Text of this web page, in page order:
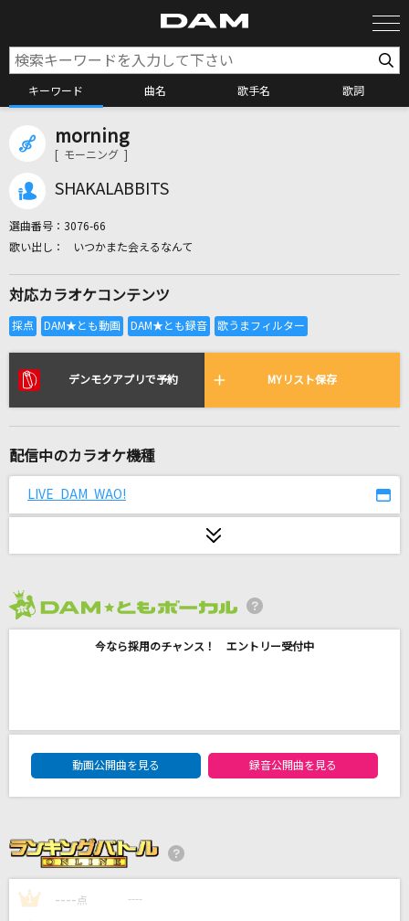
キーワード 曲名 歌手名 歌詞
全国りれき
リアルタイムで歌われている曲の一覧
TOXIC BOY
[生音]Follow Me(LIVE TOUR 2015“COLORFUL
E-girls
Mr.Children
駅
[生音]Torch of Liberty
morning
[ モーニング ]
SHAKALABBITS
選曲番号： 3076-66
いつかまた会えるなんて
対応カラオケコンテンツ
デンモクアプリで予約 MYリスト保存
配信中のカラオケ機種
LIVE DAM WAO!
今なら採用のチャンス！ エントリー受付中
DAM★ともボーカルエントリーランキング
動画公開曲を見る
録音公開曲を見る
1 ---- 点 ----